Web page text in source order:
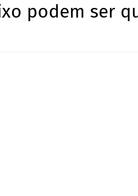
podem ser